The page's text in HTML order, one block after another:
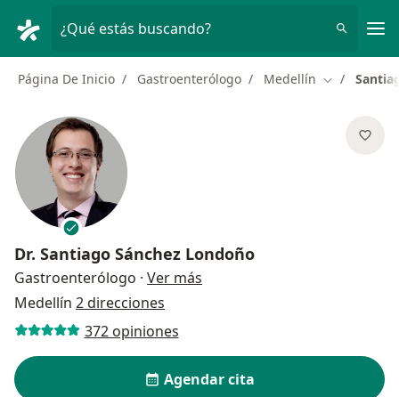
¿Qué estás buscando?
Página De Inicio Gastroenterólogo Medellín Cambiar de
Dr. Santiago Sánchez Londoño
Gastroenterólogo · Ver más
Medellín 2 direcciones
372 opiniones
Agendar cita